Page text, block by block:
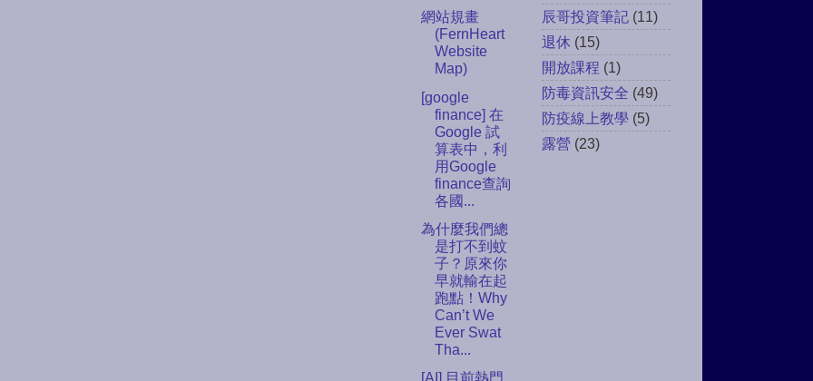
網站規畫
(FernHeart
Website
Map)
[google
finance] 在
Google 試
算表中，利
用Google
finance查詢
各國...
為什麼我們總
是打不到蚊
子？原來你
早就輸在起
跑點！Why
Can’t We
Ever Swat
Tha...
[AI] 目前熱門
辰哥投資筆記 (11)
退休 (15)
開放課程 (1)
防毒資訊安全 (49)
防疫線上教學 (5)
露營 (23)